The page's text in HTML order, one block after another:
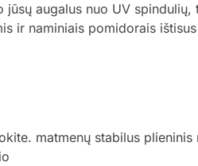
augalus nuo UV spindulių,
ir naminiais pomidorais
matmenų stabilus plieninis